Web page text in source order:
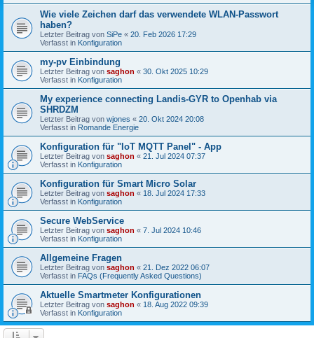
Wie viele Zeichen darf das verwendete WLAN-Passwort
haben?
Letzter Beitrag von SiPe « 20. Feb 2026 17:29
Verfasst in Konfiguration
my-pv Einbindung
Letzter Beitrag von saghon « 30. Okt 2025 10:29
Verfasst in Konfiguration
My experience connecting Landis-GYR to Openhab via
SHRDZM
Letzter Beitrag von wjones « 20. Okt 2024 20:08
Verfasst in Romande Energie
Konfiguration für "IoT MQTT Panel" - App
Letzter Beitrag von saghon « 21. Jul 2024 07:37
Verfasst in Konfiguration
Konfiguration für Smart Micro Solar
Letzter Beitrag von saghon « 18. Jul 2024 17:33
Verfasst in Konfiguration
Secure WebService
Letzter Beitrag von saghon « 7. Jul 2024 10:46
Verfasst in Konfiguration
Allgemeine Fragen
Letzter Beitrag von saghon « 21. Dez 2022 06:07
Verfasst in FAQs (Frequently Asked Questions)
Aktuelle Smartmeter Konfigurationen
Letzter Beitrag von saghon « 18. Aug 2022 09:39
Verfasst in Konfiguration